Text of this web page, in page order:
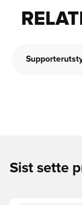
Sist sette